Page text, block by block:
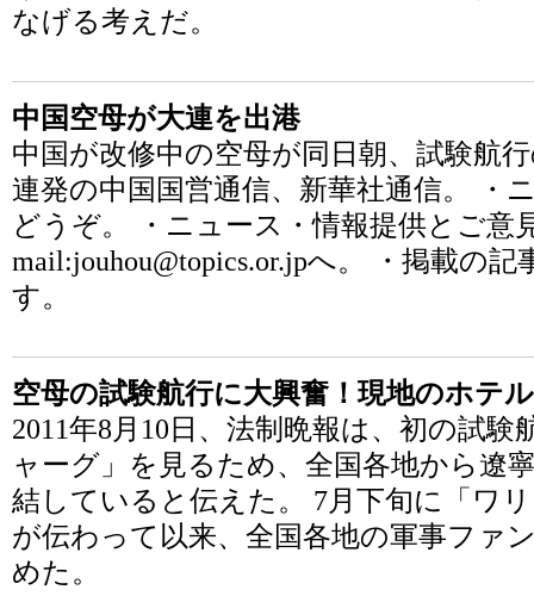
なげる考えだ。
中国空母が大連を出港
中国が改修中の空母が同日朝、試験航
連発の中国国営通信、新華社通信。 ・
どうぞ。 ・ニュース・情報提供とご意
mail:jouhou@topics.or.jpへ。 ・掲載の
す。
空母の試験航行に大興奮！現地のホテ
2011年8月10日、法制晩報は、初の試
ャーグ」を見るため、全国各地から遼
結していると伝えた。 7月下旬に「ワ
が伝わって以来、全国各地の軍事ファ
めた。